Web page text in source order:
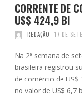
CORRENTE DE
US$ 424,9 BI
REDAÇÃO 17 DE
Na 2ª semana de
brasileira registrou
de comércio de
no valor de US$ 6,7